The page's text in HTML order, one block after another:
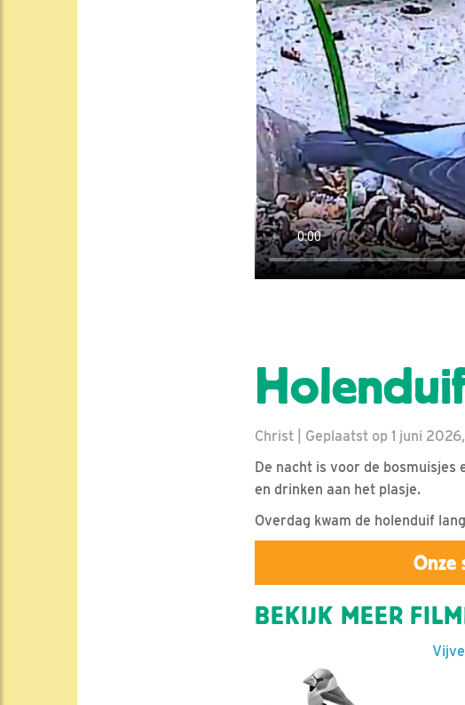
Christ | Geplaatst op 1 juni
De nacht is voor de bosmuisjes
en drinken aan het plasje.
Overdag kwam de holenduif
Onze
BEKIJK MEER